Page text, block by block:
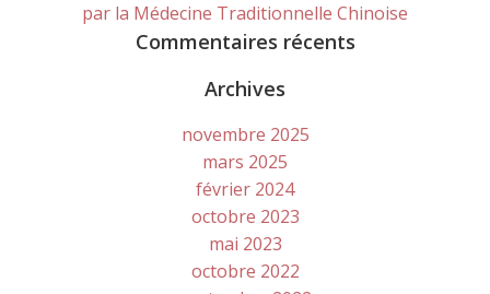
par la Médecine Traditionnelle Chinoise
Commentaires récents
Archives
novembre 2025
mars 2025
février 2024
octobre 2023
mai 2023
octobre 2022